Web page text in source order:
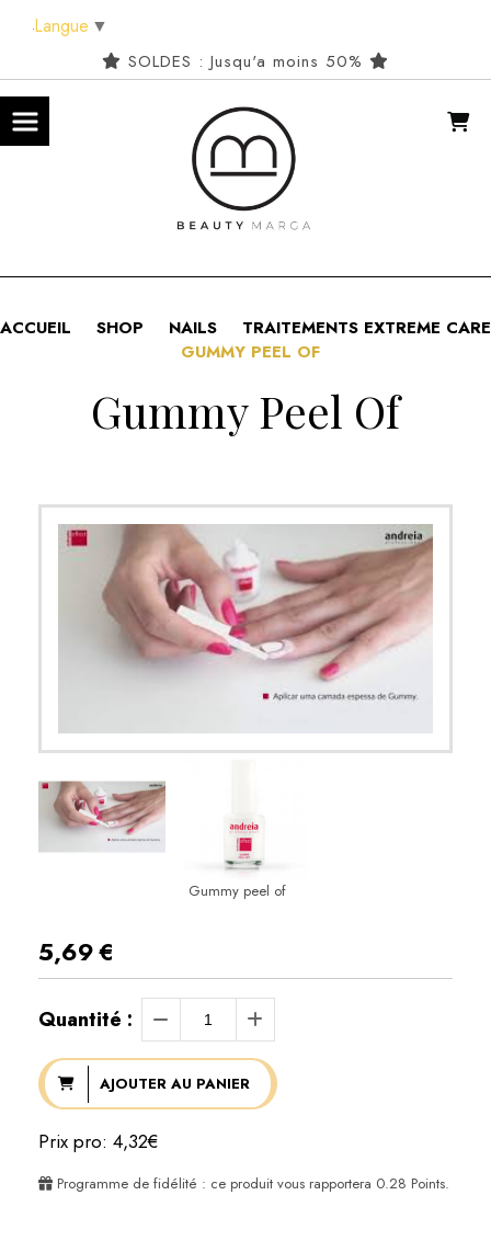
SOLDES : Jusqu'a moins 50%
ACCUEIL SHOP NAILS
TRAITEMENTS EXTREME CARE
GUMMY PEEL OF
Gummy Peel Of
Gummy peel of
5,69€
Quantité :
AJOUTER AU PANIER
Prix pro: 4,32€
Programme de fidélité : ce produit vous rapportera 0.28 Points.
Langue ▼